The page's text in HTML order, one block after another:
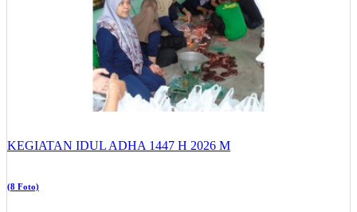
KEGIATAN IDUL ADHA 1447 H 2026 M
(8 Foto)